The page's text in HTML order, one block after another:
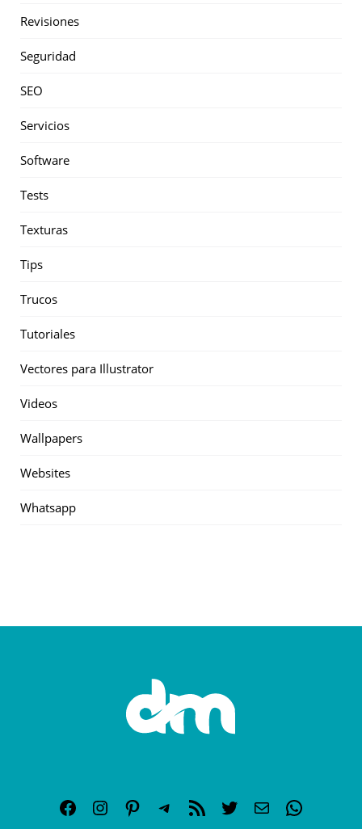
Revisiones
Seguridad
SEO
Servicios
Software
Tests
Texturas
Tips
Trucos
Tutoriales
Vectores para Illustrator
Videos
Wallpapers
Websites
Whatsapp